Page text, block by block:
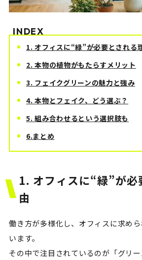
INDEX
1. オフィスに“緑”が必要とされる
2. 本物の植物がもたらすメリット
3. フェイクグリーンの魅力と強み
4. 本物とフェイク、どう選ぶ？
5. 組み合わせるという選択肢も
6.まとめ
1. オフィスに“緑”が必
由
働き方が多様化し、オフィスに求め
います。
その中で注目されているのが「グリー